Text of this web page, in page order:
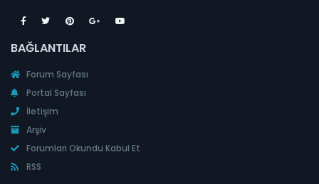
BAĞLANTILAR
Forum Sayfası
Portal Sayfası
İletişim
Arşiv
Forumları Okundu Kabul Et
RSS